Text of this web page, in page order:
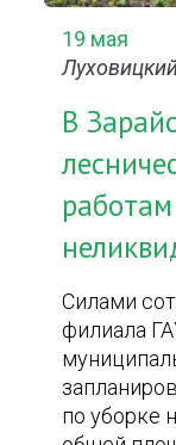
19 мая
В
Силами
филиала
по уборке